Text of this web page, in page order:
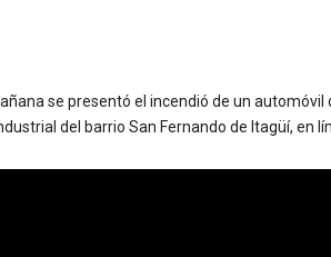
se presentó el incendió de un
del barrio San Fernando de Itagüí, en